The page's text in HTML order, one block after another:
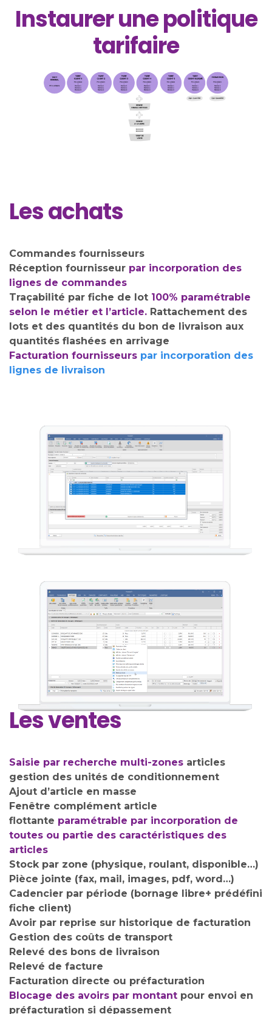
Instaurer une politique
tarifaire
Les achats
Commandes fournisseurs
Réception fournisseur par incorporation des
lignes de commandes
Traçabilité par fiche de lot 100% paramétrable
selon le métier et l’article. Rattachement des
lots et des quantités du bon de livraison aux
quantités flashées en arrivage
Facturation fournisseurs par incorporation des
lignes de livraison
Les ventes
Saisie par recherche multi-zones articles
gestion des unités de conditionnement
Ajout d’article en masse
Fenêtre complément article
flottante paramétrable par incorporation de
toutes ou partie des caractéristiques des
articles
Stock par zone (physique, roulant, disponible…)
Pièce jointe (fax, mail, images, pdf, word…)
Cadencier par période (bornage libre+ prédéfini
fiche client)
Avoir par reprise sur historique de facturation
Gestion des coûts de transport
Relevé des bons de livraison
Relevé de facture
Facturation directe ou préfacturation
Blocage des avoirs par montant pour envoi en
préfacturation si dépassement